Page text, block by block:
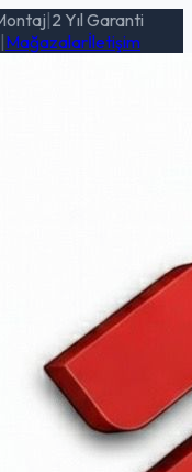
2 Yıl Garanti
Mağazalarİletişim